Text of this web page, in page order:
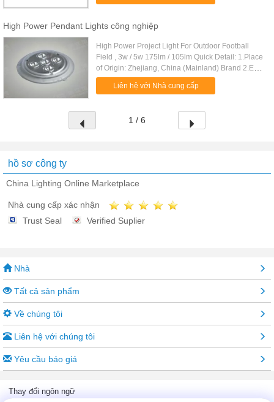
High Power Pendant Lights công nghiệp
High Power Project Light For Outdoor Football
Field , 3w / 5w 175lm / 105lm Quick Detail: 1.Place
of Origin: Zhejiang, China (Mainland) Brand 2.Ex-
mark:Exd I Mb 3.Number: CNFC9173 4.Watt:
3w,5w 5.Rated voltage ...
Liên hệ với Nhà cung cấp
1 / 6
hồ sơ công ty
China Lighting Online Marketplace
Nhà cung cấp xác nhận
Trust Seal
Verified Suplier
Nhà
Tất cả sản phẩm
Về chúng tôi
Liên hệ với chúng tôi
Yêu cầu báo giá
Thay đổi ngôn ngữ